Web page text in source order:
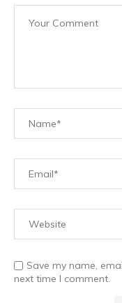
Save my name,
next time I comment.